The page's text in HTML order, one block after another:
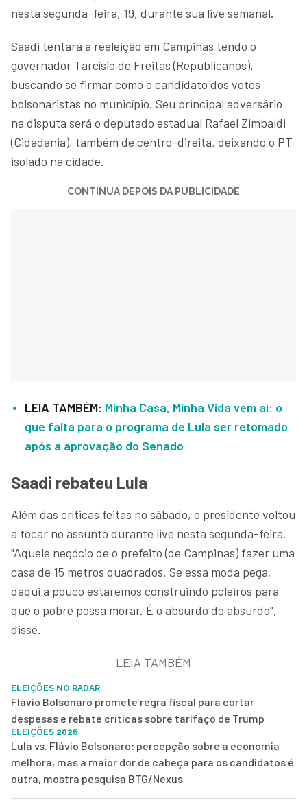
nesta segunda-feira, 19, durante sua live semanal.
Saadi tentará a reeleição em Campinas tendo o
governador Tarcísio de Freitas (Republicanos),
buscando se firmar como o candidato dos votos
bolsonaristas no município. Seu principal adversário
na disputa será o deputado estadual Rafael Zimbaldi
(Cidadania), também de centro-direita, deixando o PT
isolado na cidade.
CONTINUA DEPOIS DA PUBLICIDADE
LEIA TAMBÉM: Minha Casa, Minha Vida vem aí: o
que falta para o programa de Lula ser retomado
após a aprovação do Senado
Saadi rebateu Lula
Além das críticas feitas no sábado, o presidente voltou
a tocar no assunto durante live nesta segunda-feira.
"Aquele negócio de o prefeito (de Campinas) fazer uma
casa de 15 metros quadrados. Se essa moda pega,
daqui a pouco estaremos construindo poleiros para
que o pobre possa morar. É o absurdo do absurdo",
disse.
LEIA TAMBÉM
ELEIÇÕES NO RADAR
Flávio Bolsonaro promete regra fiscal para cortar
despesas e rebate críticas sobre tarifaço de Trump
ELEIÇÕES 2026
Lula vs. Flávio Bolsonaro: percepção sobre a economia
melhora, mas a maior dor de cabeça para os candidatos é
outra, mostra pesquisa BTG/Nexus